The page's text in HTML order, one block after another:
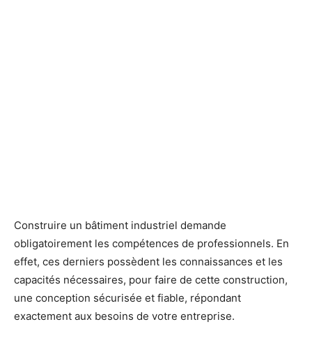
Construire un bâtiment industriel demande
obligatoirement les compétences de professionnels. En
effet, ces derniers possèdent les connaissances et les
capacités nécessaires, pour faire de cette construction,
une conception sécurisée et fiable, répondant
exactement aux besoins de votre entreprise.